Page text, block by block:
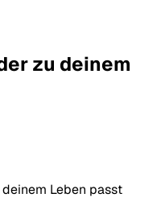
zu deinem
Leben passt